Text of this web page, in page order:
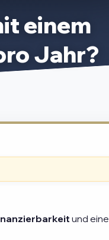
einem
Jahr?
und